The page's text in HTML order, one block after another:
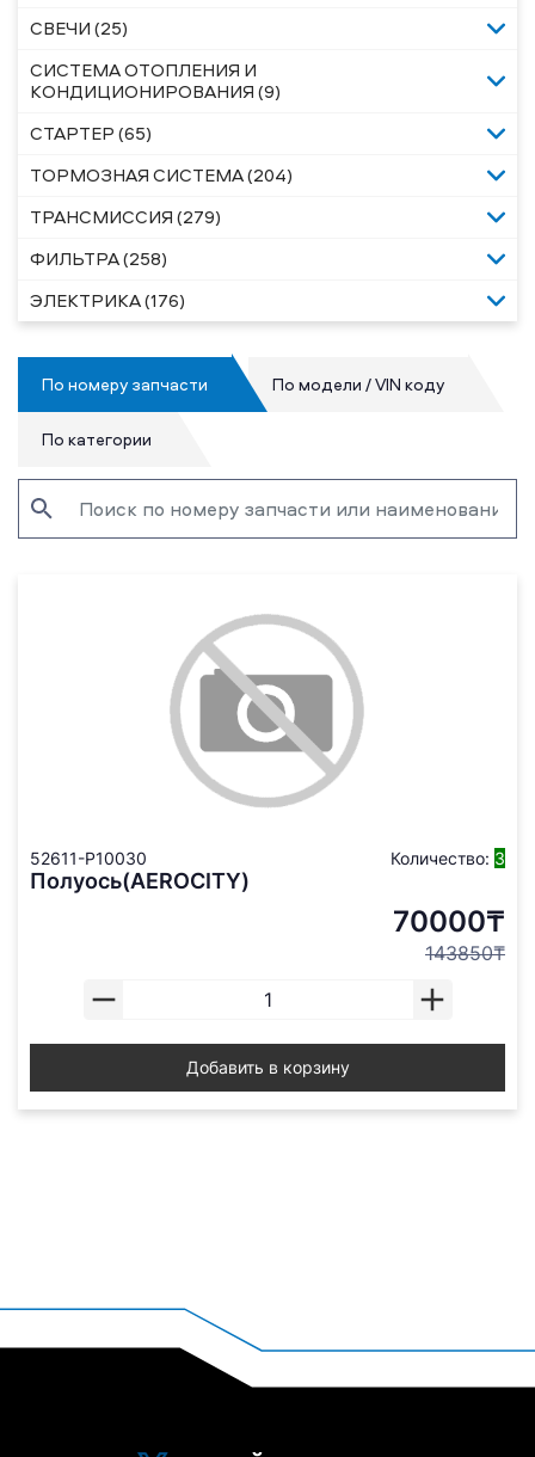
СВЕЧИ (25)
СИСТЕМА ОТОПЛЕНИЯ И
КОНДИЦИОНИРОВАНИЯ (9)
СТАРТЕР (65)
ТОРМОЗНАЯ СИСТЕМА (204)
ТРАНСМИССИЯ (279)
ФИЛЬТРА (258)
ЭЛЕКТРИКА (176)
По номеру запчасти По модели / VIN коду
По категории
52611-P10030 Количество: 3
Полуось(AEROCITY)
70000₸
143850₸
Добавить в корзину